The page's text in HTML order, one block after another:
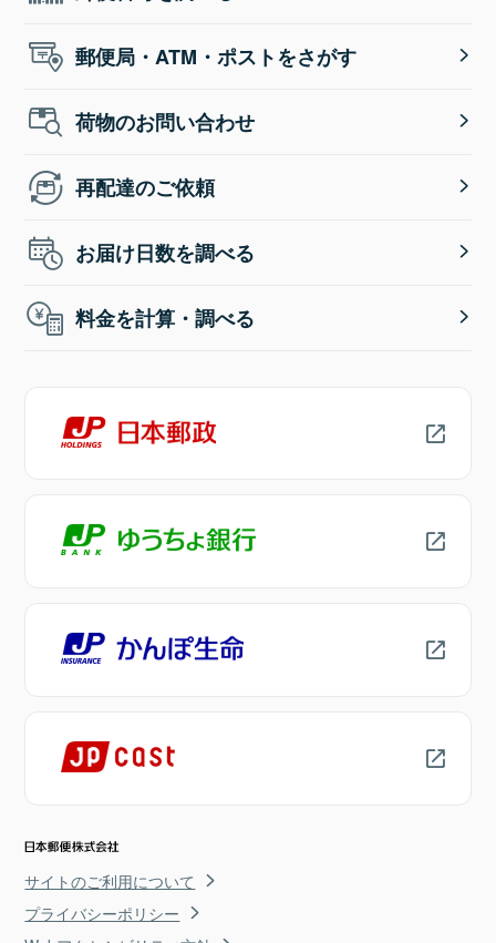
郵便局・ATM・ポストをさがす
荷物のお問い合わせ
再配達のご依頼
お届け日数を調べる
料金を計算・調べる
サイトのご利用について
プライバシーポリシー